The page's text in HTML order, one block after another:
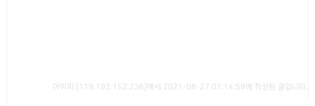
아이피 [119.193.152.236]에서 2021-08-27 01:14:58에 작성된 글입니다.